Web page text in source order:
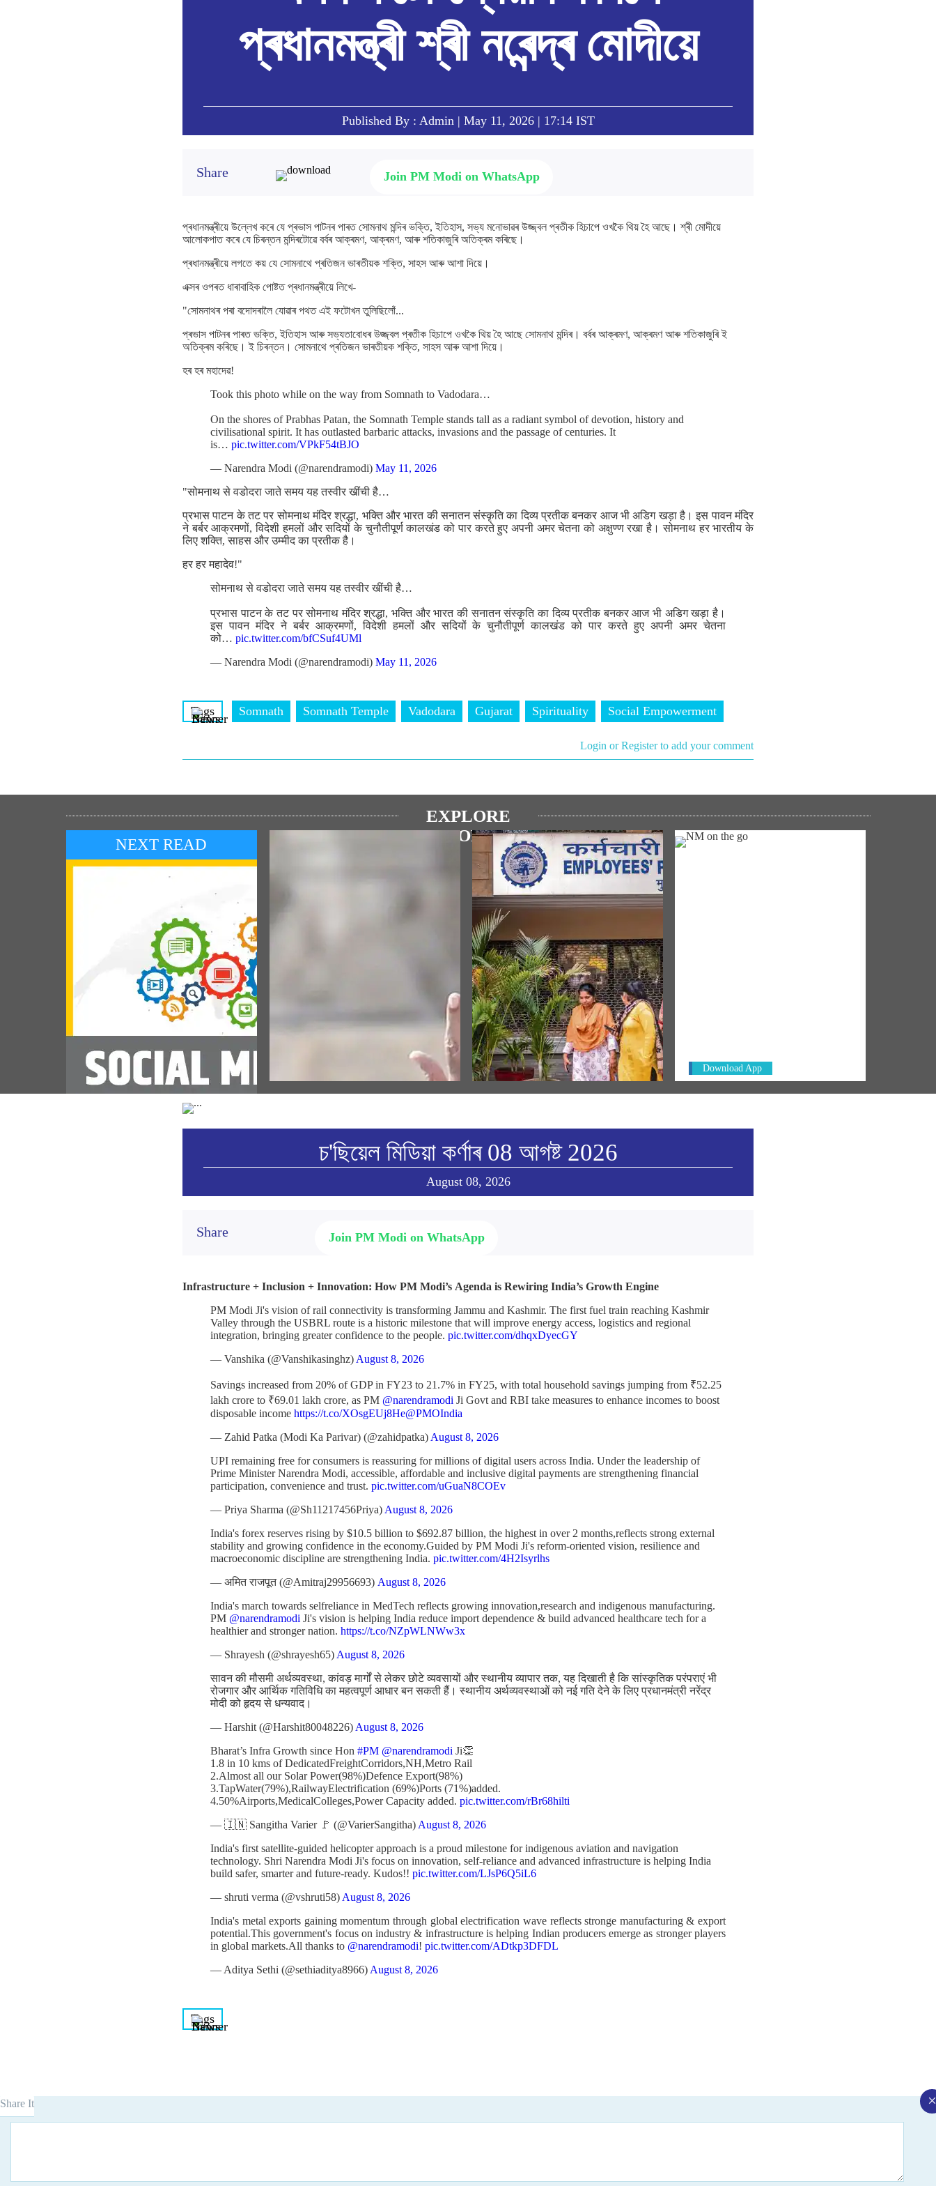
প্ৰধানমন্ত্ৰী শ্ৰী নৰেন্দ্ৰ মোদীয়ে
Published By : Admin | May 11, 2026 | 17:14 IST
Share Join PM Modi on WhatsApp
প্ৰধানমন্ত্ৰীয়ে উল্লেখ কৰে যে প্ৰভাস পাটনৰ পাৰত সোমনাথ মন্দিৰ ভক্তি, ইতিহাস, সভ্য মনোভাৱৰ উজ্জ্বল প্ৰতীক হিচাপে ওখকৈ থিয় হৈ আছে। শ্ৰী মোদীয়ে
আলোকপাত কৰে যে চিৰন্তন মন্দিৰটোৱে বৰ্বৰ আক্ৰমণ, আক্ৰমণ, আৰু শতিকাজুৰি অতিক্ৰম কৰিছে।
প্ৰধানমন্ত্ৰীয়ে লগতে কয় যে সোমনাথে প্ৰতিজন ভাৰতীয়ক শক্তি, সাহস আৰু আশা দিয়ে।
এক্সৰ ওপৰত ধাৰাবাহিক পোষ্টত প্ৰধানমন্ত্ৰীয়ে লিখে-
"সোমনাথৰ পৰা বদোদৰালৈ যোৱাৰ পথত এই ফটোখন তুলিছিলোঁ...
প্ৰভাস পাটনৰ পাৰত ভক্তি, ইতিহাস আৰু সভ্যতাবোধৰ উজ্জ্বল প্ৰতীক হিচাপে ওখকৈ থিয় হৈ আছে সোমনাথ মন্দিৰ। বৰ্বৰ আক্ৰমণ, আক্ৰমণ আৰু শতিকাজুৰি ই
অতিক্ৰম কৰিছে। ই চিৰন্তন। সোমনাথে প্ৰতিজন ভাৰতীয়ক শক্তি, সাহস আৰু আশা দিয়ে।
হৰ হৰ মহাদেৱ!
Took this photo while on the way from Somnath to Vadodara…
On the shores of Prabhas Patan, the Somnath Temple stands tall as a radiant symbol of devotion, history and
civilisational spirit. It has outlasted barbaric attacks, invasions and the passage of centuries. It
is… pic.twitter.com/VPkF54tBJO
— Narendra Modi (@narendramodi) May 11, 2026
"सोमनाथ से वडोदरा जाते समय यह तस्वीर खींची है…
प्रभास पाटन के तट पर सोमनाथ मंदिर श्रद्धा, भक्ति और भारत की सनातन संस्कृति का दिव्य प्रतीक बनकर आज भी अडिग खड़ा है। इस पावन मंदिर
ने बर्बर आक्रमणों, विदेशी हमलों और सदियों के चुनौतीपूर्ण कालखंड को पार करते हुए अपनी अमर चेतना को अक्षुण्ण रखा है। सोमनाथ हर भारतीय के
लिए शक्ति, साहस और उम्मीद का प्रतीक है।
हर हर महादेव!"
सोमनाथ से वडोदरा जाते समय यह तस्वीर खींची है…
प्रभास पाटन के तट पर सोमनाथ मंदिर श्रद्धा, भक्ति और भारत की सनातन संस्कृति का दिव्य प्रतीक बनकर आज भी अडिग खड़ा है।
इस पावन मंदिर ने बर्बर आक्रमणों, विदेशी हमलों और सदियों के चुनौतीपूर्ण कालखंड को पार करते हुए अपनी अमर चेतना
को… pic.twitter.com/bfCSuf4UMl
— Narendra Modi (@narendramodi) May 11, 2026
Tags Somnath Somnath Temple Vadodara Gujarat Spirituality Social Empowerment
Login or Register to add your comment
EXPLORE
MORE
NEXT READ
চ'ছিয়েল মিডিয়া কৰ্ণাৰ 08 আগষ্ট 2026
MEDIA COVERAGE
EPFO settles 8.3 crore claims in
FY26; cheque leaf upload reform
benefits 7 crore members, says govt
View All
Download App
চ'ছিয়েল মিডিয়া কৰ্ণাৰ 08 আগষ্ট 2026
August 08, 2026
Share Join PM Modi on WhatsApp
Infrastructure + Inclusion + Innovation: How PM Modi’s Agenda is Rewiring India’s Growth Engine
PM Modi Ji's vision of rail connectivity is transforming Jammu and Kashmir. The first fuel train reaching Kashmir
Valley through the USBRL route is a historic milestone that will improve energy access, logistics and regional
integration, bringing greater confidence to the people. pic.twitter.com/dhqxDyecGY
— Vanshika (@Vanshikasinghz) August 8, 2026
Savings increased from 20% of GDP in FY23 to 21.7% in FY25, with total household savings jumping from ₹52.25
lakh crore to ₹69.01 lakh crore, as PM @narendramodi Ji Govt and RBI take measures to enhance incomes to boost
disposable income https://t.co/XOsgEUj8He@PMOIndia
— Zahid Patka (Modi Ka Parivar) (@zahidpatka) August 8, 2026
UPI remaining free for consumers is reassuring for millions of digital users across India. Under the leadership of
Prime Minister Narendra Modi, accessible, affordable and inclusive digital payments are strengthening financial
participation, convenience and trust. pic.twitter.com/uGuaN8COEv
— Priya Sharma (@Sh11217456Priya) August 8, 2026
India's forex reserves rising by $10.5 billion to $692.87 billion, the highest in over 2 months,reflects strong external
stability and growing confidence in the economy.Guided by PM Modi Ji's reform-oriented vision, resilience and
macroeconomic discipline are strengthening India. pic.twitter.com/4H2Isyrlhs
— अमित राजपूत (@Amitraj29956693) August 8, 2026
India's march towards selfreliance in MedTech reflects growing innovation,research and indigenous manufacturing.
PM @narendramodi Ji's vision is helping India reduce import dependence & build advanced healthcare tech for a
healthier and stronger nation. https://t.co/NZpWLNWw3x
— Shrayesh (@shrayesh65) August 8, 2026
सावन की मौसमी अर्थव्यवस्था, कांवड़ मार्गों से लेकर छोटे व्यवसायों और स्थानीय व्यापार तक, यह दिखाती है कि सांस्कृतिक परंपराएं भी
रोजगार और आर्थिक गतिविधि का महत्वपूर्ण आधार बन सकती हैं। स्थानीय अर्थव्यवस्थाओं को नई गति देने के लिए प्रधानमंत्री नरेंद्र
मोदी को हृदय से धन्यवाद।
— Harshit (@Harshit80048226) August 8, 2026
Bharat’s Infra Growth since Hon #PM @narendramodi Ji👏
1.8 in 10 kms of DedicatedFreightCorridors,NH,Metro Rail
2.Almost all our Solar Power(98%)Defence Export(98%)
3.TapWater(79%),RailwayElectrification (69%)Ports (71%)added.
4.50%Airports,MedicalColleges,Power Capacity added. pic.twitter.com/rBr68hilti
— 🇮🇳 Sangitha Varier 🚩 (@VarierSangitha) August 8, 2026
India's first satellite-guided helicopter approach is a proud milestone for indigenous aviation and navigation
technology. Shri Narendra Modi Ji's focus on innovation, self-reliance and advanced infrastructure is helping India
build safer, smarter and future-ready. Kudos!! pic.twitter.com/LJsP6Q5iL6
— shruti verma (@vshruti58) August 8, 2026
India's metal exports gaining momentum through global electrification wave reflects stronge manufacturing & export
potential.This government's focus on industry & infrastructure is helping Indian producers emerge as stronger players
in global markets.All thanks to @narendramodi! pic.twitter.com/ADtkp3DFDL
— Aditya Sethi (@sethiaditya8966) August 8, 2026
Tags
×
Share It